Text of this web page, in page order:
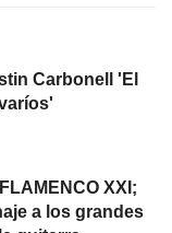
Carbonell 'El
XXI;
a los grandes